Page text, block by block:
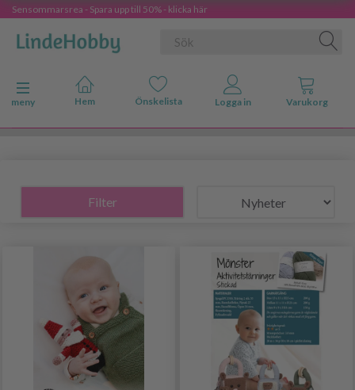
Sensommarsrea - Spara upp till 50% - klicka här
Ändra navigering
meny
Filter